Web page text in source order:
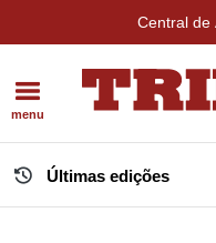
Central de
menu
Últimas edições